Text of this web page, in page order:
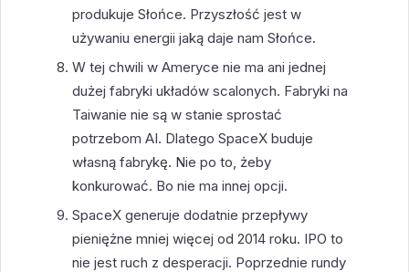
produkuje Słońce. Przyszłość jest w
używaniu energii jaką daje nam Słońce.
W tej chwili w Ameryce nie ma ani jednej
dużej fabryki układów scalonych. Fabryki na
Taiwanie nie są w stanie sprostać
potrzebom AI. Dlatego SpaceX buduje
własną fabrykę. Nie po to, żeby
konkurować. Bo nie ma innej opcji.
SpaceX generuje dodatnie przepływy
pieniężne mniej więcej od 2014 roku. IPO to
nie jest ruch z desperacji. Poprzednie rundy